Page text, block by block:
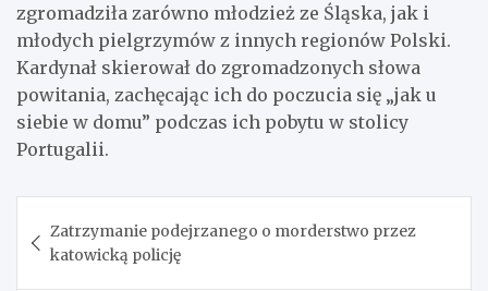
zgromadziła zarówno młodzież ze Śląska, jak i
młodych pielgrzymów z innych regionów Polski.
Kardynał skierował do zgromadzonych słowa
powitania, zachęcając ich do poczucia się „jak u
siebie w domu” podczas ich pobytu w stolicy
Portugalii.
wpisu
Zatrzymanie podejrzanego o morderstwo przez
katowicką policję